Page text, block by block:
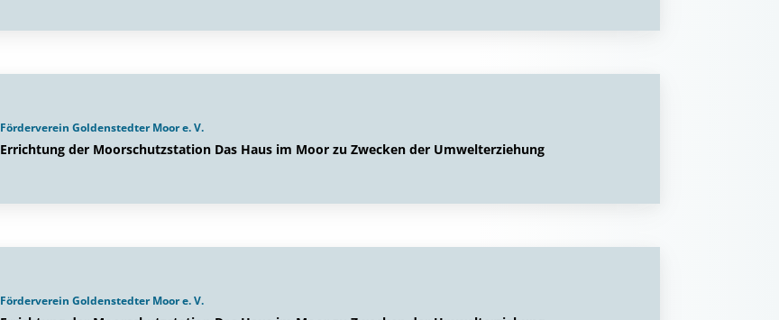
Förderverein Goldenstedter Moor e. V.
Errichtung der Moorschutzstation Das Haus im Moor zu Zwecken der Umwelterziehung
Förderverein Goldenstedter Moor e. V.